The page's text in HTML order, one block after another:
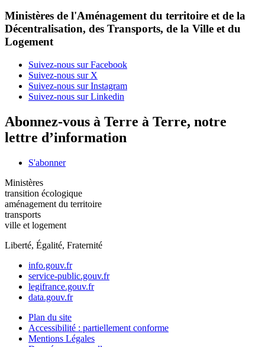
Ministères de l'Aménagement du territoire et de la
Décentralisation, des Transports, de la Ville et du
Logement
Suivez-nous sur Facebook
Suivez-nous sur X
Suivez-nous sur Instagram
Suivez-nous sur Linkedin
Abonnez-vous à Terre à Terre, notre
lettre d’information
S'abonner
Ministères
transition écologique
aménagement du territoire
transports
ville et logement
Liberté, Égalité, Fraternité
info.gouv.fr
service-public.gouv.fr
legifrance.gouv.fr
data.gouv.fr
Plan du site
Accessibilité : partiellement conforme
Mentions Légales